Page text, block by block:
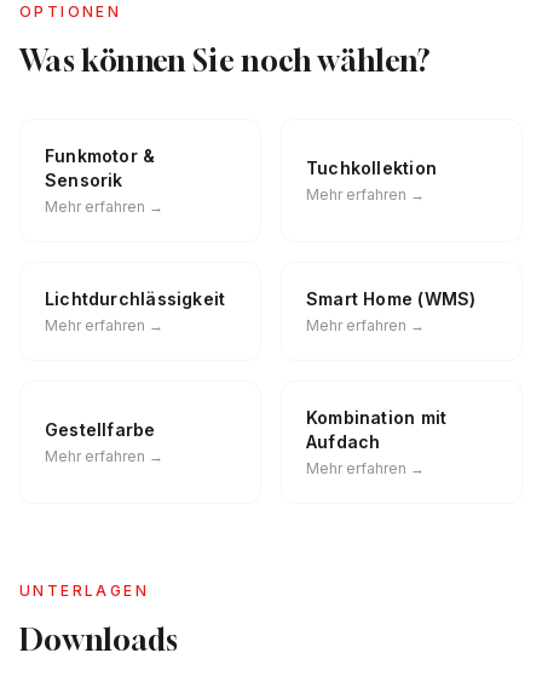
OPTIONEN
Was können Sie noch wählen?
Funkmotor &
Sensorik
Mehr erfahren →
Tuchkollektion
Mehr erfahren →
Lichtdurchlässigkeit
Mehr erfahren →
Smart Home (WMS)
Mehr erfahren →
Gestellfarbe
Mehr erfahren →
Kombination mit
Aufdach
Mehr erfahren →
UNTERLAGEN
Downloads